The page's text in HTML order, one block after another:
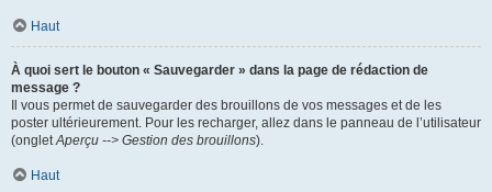
Haut
À quoi sert le bouton « Sauvegarder » dans la page de rédaction de
message ?
Il vous permet de sauvegarder des brouillons de vos messages et de les
poster ultérieurement. Pour les recharger, allez dans le panneau de l’utilisateur
(ongletAperçu --> Gestion des brouillons).
Haut